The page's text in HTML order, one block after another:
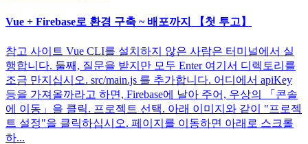
Vue + Firebase로 환경 구축 ~ 배포까지 【첫 투고】
참고 사이트 Vue CLI를 설치하지 않은 사람은 터미널에서 실
행합니다. 둘째, 질문을 받지만 모두 Enter 여기서 디렉토리를
조금 만지십시오. src/main.js 를 추가합니다. 어디에서 apiKey
등을 가져올까라고 하면, Firebase에 날아 주어, 우상의 「콘솔
에 이동」을 클릭. 프로젝트 선택. 아래 이미지와 같이 "프로젝
트 설정"을 클릭하십시오. 페이지를 이동하면 아래로 스크롤
하...